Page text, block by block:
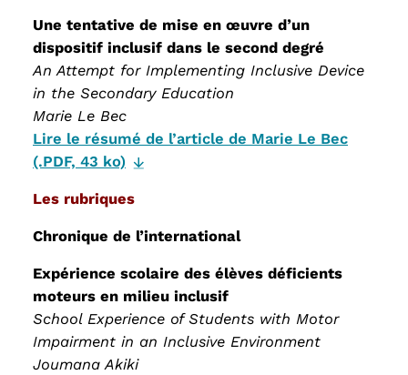
Une tentative de mise en œuvre d’un
dispositif inclusif dans le second degré
An Attempt for Implementing Inclusive Device
in the Secondary Education
Marie Le Bec
Lire le résumé de l’article de Marie Le Bec
(.PDF, 43 ko)
Les rubriques
Chronique de l’international
Expérience scolaire des élèves déficients
moteurs en milieu inclusif
School Experience of Students with Motor
Impairment in an Inclusive Environment
Joumana Akiki